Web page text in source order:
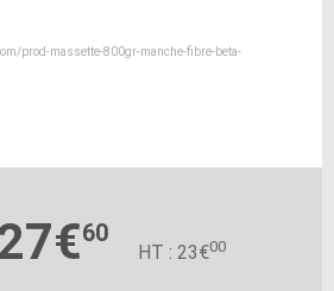
prod-massette-800gr-manche-fibre-beta-
60
HT : 23€00